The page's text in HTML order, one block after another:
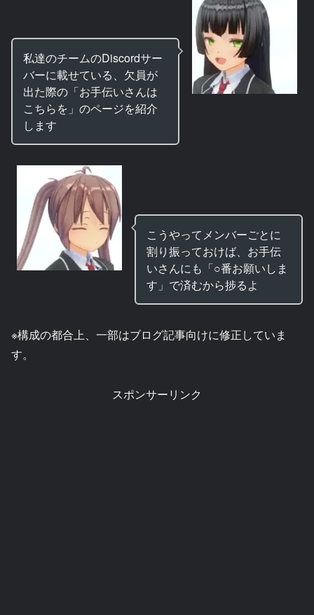
私達のチームのDiscordサー
バーに載せている、欠員が
出た際の「お手伝いさんは
こちらを」のページを紹介
します
こうやってメンバーごとに
割り振っておけば、お手伝
いさんにも「○番お願いしま
す」で済むから捗るよ
※構成の都合上、一部はブログ記事向けに修正していま
す。
スポンサーリンク